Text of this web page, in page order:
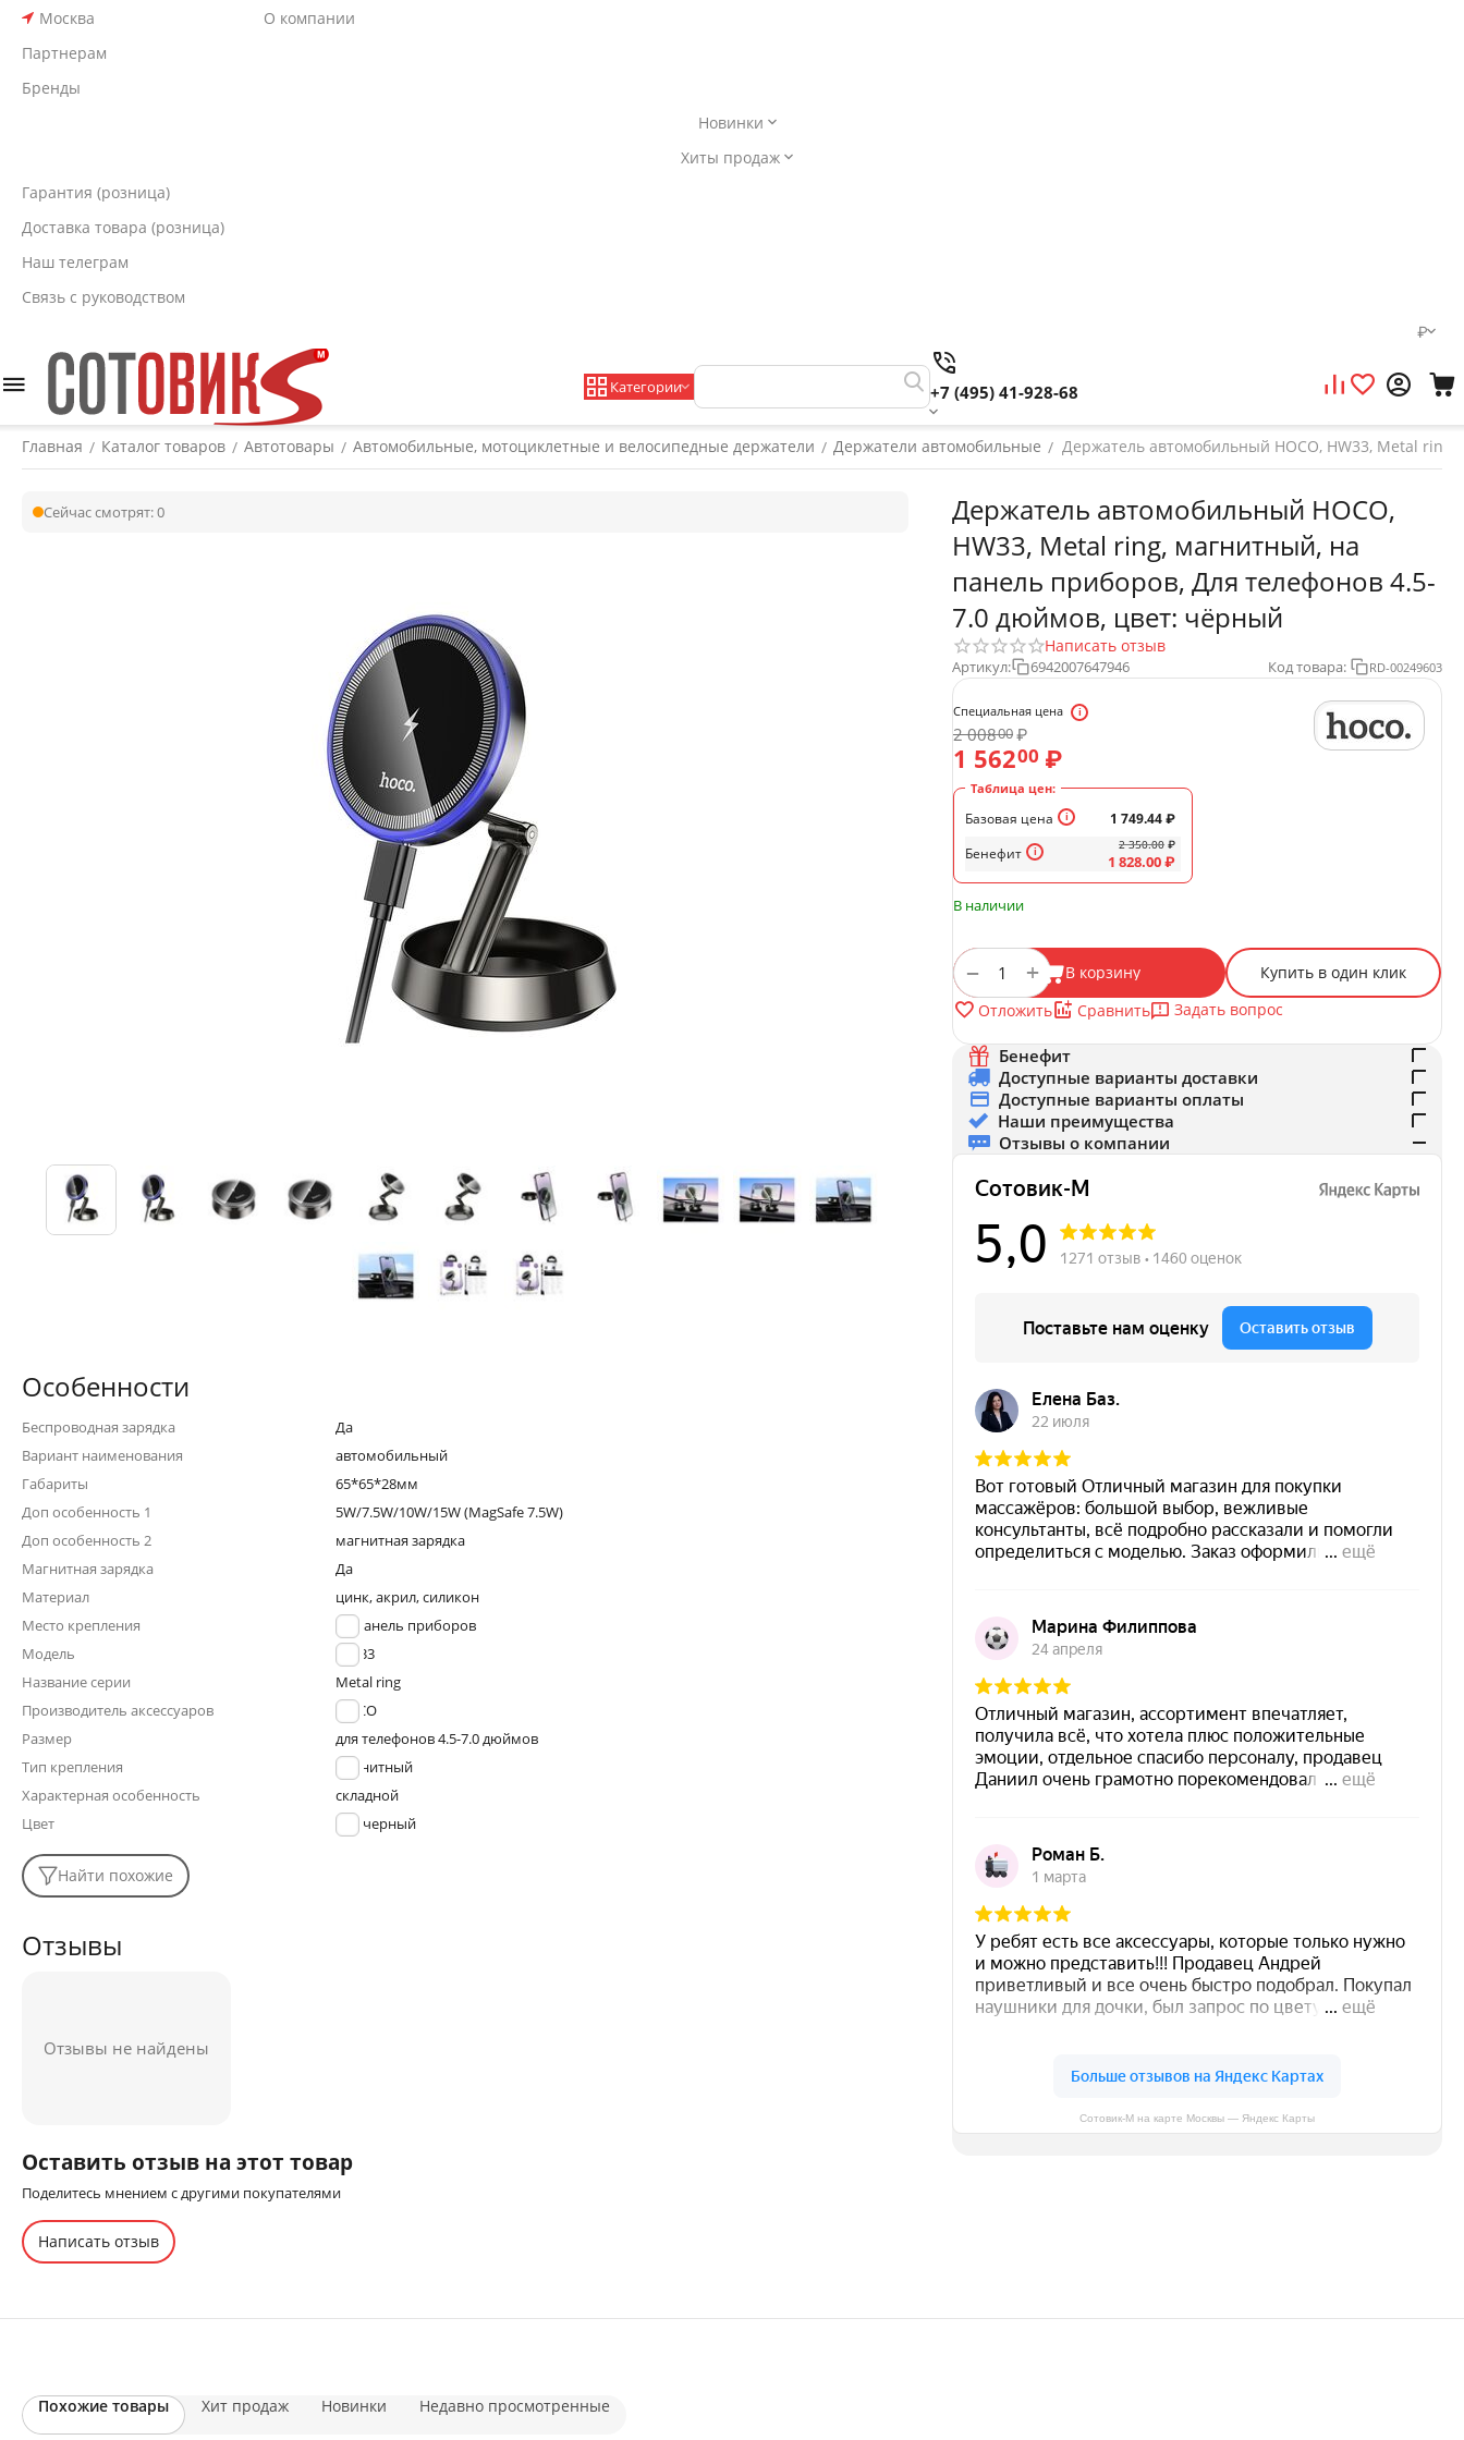
Москва
О компании
Партнерам
Бренды
Новинки
Хиты продаж
Гарантия (розница)
Доставка товара (розница)
Наш телеграм
Связь с руководством
₽
Категории +7 (495) 41-928-68
Главная / Каталог товаров / Автотовары / Автомобильные, мотоциклетные и велосипедные держатели / Держатели автомобильные / Держатель автомобильный HOCO, HW33, Metal
Сейчас смотрят:0
Держатель автомобильный HOCO,
HW33, Metal ring, магнитный, на
панель приборов, Для телефонов 4.5-
7.0 дюймов, цвет: чёрный
Написать отзыв
Артикул: 6942007647946 Код товара: RD-00249603
Специальная цена
2 00800₽
1 56200 ₽
Таблица цен:
Базовая цена
Бенефит
1 749.44₽
2 350.00 ₽
1 828.00₽
В наличии
+
− В корзину
Купить в один клик
Отложить
Сравнить Задать вопрос
Бенефит
Доступные варианты доставки
Доступные варианты оплаты
Наши преимущества
Отзывы о компании
Сотовик-М на карте Москвы — Яндекс Карты
Особенности
Беспроводная зарядка
Да
Вариант наименования
автомобильный
Габариты
65*65*28мм
Доп особенность 1
5W/7.5W/10W/15W (MagSafe 7.5W)
Доп особенность 2
магнитная зарядка
Магнитная зарядка
Да
Материал
цинк, акрил, силикон
Место крепления
на панель приборов
Модель
HW33
Название серии
Metal ring
Производитель аксессуаров
HOCO
Размер
для телефонов 4.5-7.0 дюймов
Тип крепления
магнитный
Характерная особенность
складной
Цвет
черный
Найти похожие
Отзывы
Отзывы не найдены
Оставить отзыв на этот товар
Поделитесь мнением с другими покупателями
Написать отзыв
Похожие товары Хит продаж Новинки Недавно просмотренные